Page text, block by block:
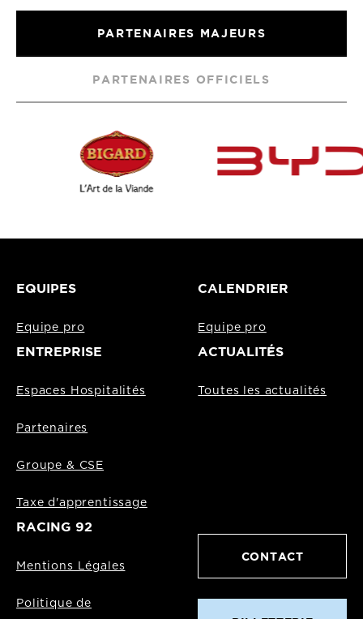
PARTENAIRES MAJEURS
PARTENAIRES OFFICIELS
EQUIPES
Equipe pro
CALENDRIER
Equipe pro
ENTREPRISE
Espaces Hospitalités
Partenaires
Groupe & CSE
Taxe d'apprentissage
ACTUALITÉS
Toutes les actualités
RACING 92
Mentions Légales
Politique de
CONTACT